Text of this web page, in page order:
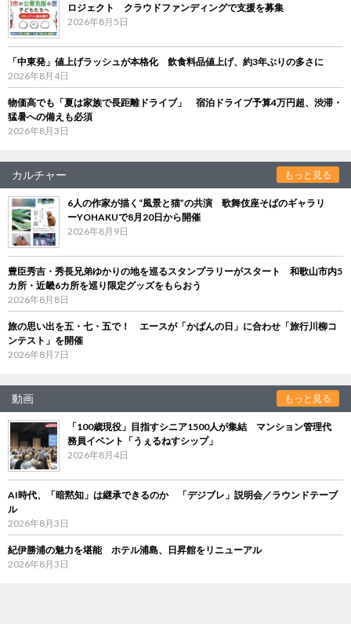
ロジェクト クラウドファンディングで支援を募集
2026年8月5日
「中東発」値上げラッシュが本格化 飲食料品値上げ、約3年ぶりの多さに
2026年8月4日
物価高でも「夏は家族で長距離ドライブ」 宿泊ドライブ予算4万円超、渋滞・
猛暑への備えも必須
2026年8月3日
カルチャー もっと見る
6人の作家が描く“風景と猫”の共演 歌舞伎座そばのギャラリ
ーYOHAKUで8月20日から開催
2026年8月9日
豊臣秀吉・秀長兄弟ゆかりの地を巡るスタンプラリーがスタート 和歌山市内5
カ所・近畿6カ所を巡り限定グッズをもらおう
2026年8月8日
旅の思い出を五・七・五で！ エースが「かばんの日」に合わせ「旅行川柳コ
ンテスト」を開催
2026年8月7日
動画 もっと見る
「100歳現役」目指すシニア1500人が集結 マンション管理代
務員イベント「うぇるねすシップ」
2026年8月4日
AI時代、「暗黙知」は継承できるのか 「デジブレ」説明会／ラウンドテーブ
ル
2026年8月3日
紀伊勝浦の魅力を堪能 ホテル浦島、日昇館をリニューアル
2026年8月3日